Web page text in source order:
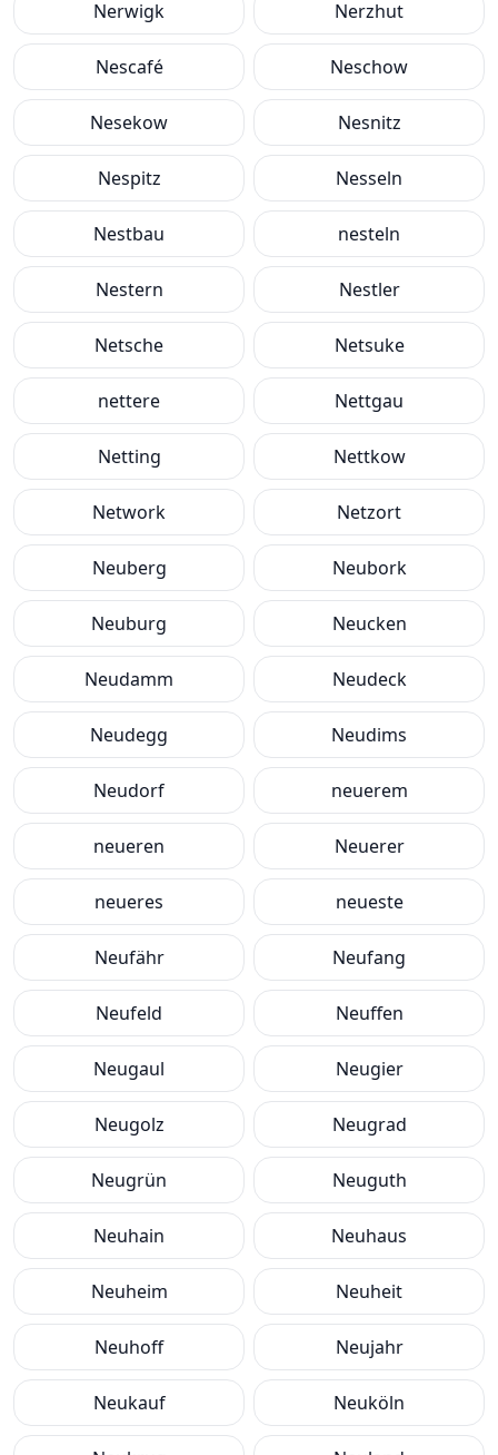
Nerwigk Nerzhut
Nescafé Neschow
Nesekow Nesnitz
Nespitz Nesseln
Nestbau nesteln
Nestern Nestler
Netsche Netsuke
nettere Nettgau
Netting Nettkow
Network Netzort
Neuberg Neubork
Neuburg Neucken
Neudamm Neudeck
Neudegg Neudims
Neudorf neuerem
neueren Neuerer
neueres neueste
Neufähr Neufang
Neufeld Neuffen
Neugaul Neugier
Neugolz Neugrad
Neugrün Neuguth
Neuhain Neuhaus
Neuheim Neuheit
Neuhoff Neujahr
Neukauf Neuköln